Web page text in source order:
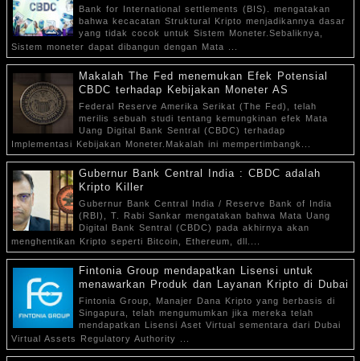
Bank for International settlements (BIS). mengatakan
bahwa kecacatan Struktural Kripto menjadikannya dasar
yang tidak cocok untuk Sistem Moneter.Sebaliknya,
Sistem moneter dapat dibangun dengan Mata ...
Makalah The Fed menemukan Efek Potensial
CBDC terhadap Kebijakan Moneter AS
Federal Reserve Amerika Serikat (The Fed), telah
merilis sebuah studi tentang kemungkinan efek Mata
Uang Digital Bank Sentral (CBDC) terhadap
Implementasi Kebijakan Moneter.Makalah ini mempertimbangk...
Gubernur Bank Central India : CBDC adalah
Kripto Killer
Gubernur Bank Central India / Reserve Bank of India
(RBI), T. Rabi Sankar mengatakan bahwa Mata Uang
Digital Bank Sentral (CBDC) pada akhirnya akan
menghentikan Kripto seperti Bitcoin, Ethereum, dll....
Fintonia Group mendapatkan Lisensi untuk
menawarkan Produk dan Layanan Kripto di Dubai
Fintonia Group, Manajer Dana Kripto yang berbasis di
Singapura, telah mengumumkan jika mereka telah
mendapatkan Lisensi Aset Virtual sementara dari Dubai
Virtual Assets Regulatory Authority ...